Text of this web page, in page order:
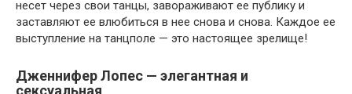
несет через свои танцы, завораживают ее публику и
заставляют ее влюбиться в нее снова и снова. Каждое ее
выступление на танцполе — это настоящее зрелище!
Дженнифер Лопес — элегантная и
сексуальная